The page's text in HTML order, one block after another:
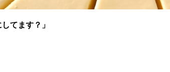
てます？」